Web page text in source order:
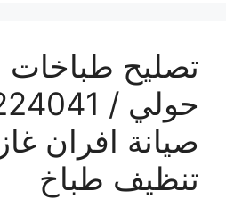
تصليح طباخات
صيانة افران
تنظيف طباخ